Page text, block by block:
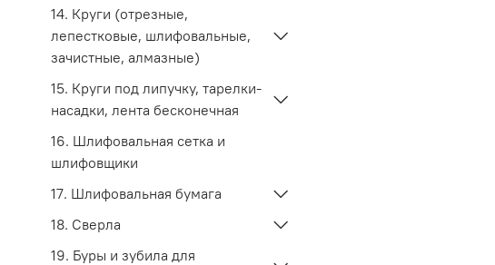
14. Круги (отрезные,
лепестковые, шлифовальные,
зачистные, алмазные)
15. Круги под липучку, тарелки-
насадки, лента бесконечная
16. Шлифовальная сетка и
шлифовщики
17. Шлифовальная бумага
18. Сверла
19. Буры и зубила для